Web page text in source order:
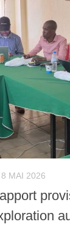
8 MAI 2026